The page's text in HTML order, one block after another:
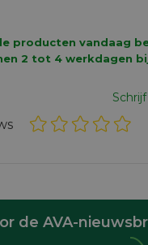
producten vandaag
2 tot 4 werkdagen
de AVA-